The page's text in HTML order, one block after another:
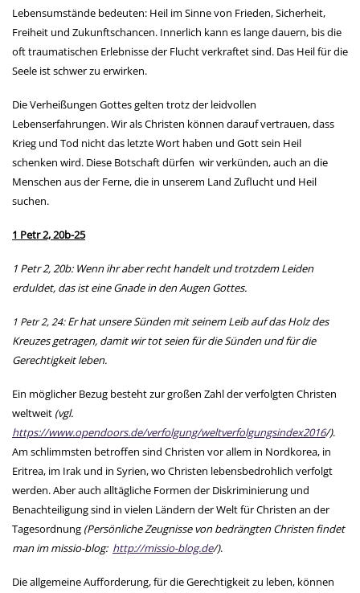
Lebensumstände bedeuten: Heil im Sinne von Frieden, Sicherheit,
Freiheit und Zukunftschancen. Innerlich kann es lange dauern, bis die
oft traumatischen Erlebnisse der Flucht verkraftet sind. Das Heil für die
Seele ist schwer zu erwirken.
Die Verheißungen Gottes gelten trotz der leidvollen
Lebenserfahrungen. Wir als Christen können darauf vertrauen, dass
Krieg und Tod nicht das letzte Wort haben und Gott sein Heil
schenken wird. Diese Botschaft dürfen wir verkünden, auch an die
Menschen aus der Ferne, die in unserem Land Zuflucht und Heil
suchen.
1 Petr 2, 20b-25
1 Petr 2, 20b: Wenn ihr aber recht handelt und trotzdem Leiden
erduldet, das ist eine Gnade in den Augen Gottes.
1 Petr 2, 24: Er hat unsere Sünden mit seinem Leib auf das Holz des
Kreuzes getragen, damit wir tot seien für die Sünden und für die
Gerechtigkeit leben.
Ein möglicher Bezug besteht zur großen Zahl der verfolgten Christen
weltweit (vgl.
https://www.opendoors.de/verfolgung/weltverfolgungsindex2016/).
Am schlimmsten betroffen sind Christen vor allem in Nordkorea, in
Eritrea, im Irak und in Syrien, wo Christen lebensbedrohlich verfolgt
werden. Aber auch alltägliche Formen der Diskriminierung und
Benachteiligung sind in vielen Ländern der Welt für Christen an der
Tagesordnung (Persönliche Zeugnisse von bedrängten Christen findet
man im missio-blog: http://missio-blog.de/).
Die allgemeine Aufforderung, für die Gerechtigkeit zu leben, können